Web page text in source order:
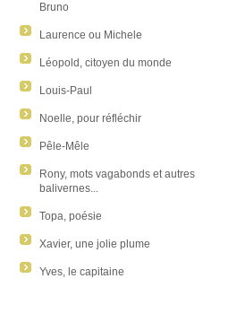
Bruno
Laurence ou Michele
Léopold, citoyen du monde
Louis-Paul
Noelle, pour réfléchir
Pêle-Mêle
Rony, mots vagabonds et autres
balivernes...
Topa, poésie
Xavier, une jolie plume
Yves, le capitaine